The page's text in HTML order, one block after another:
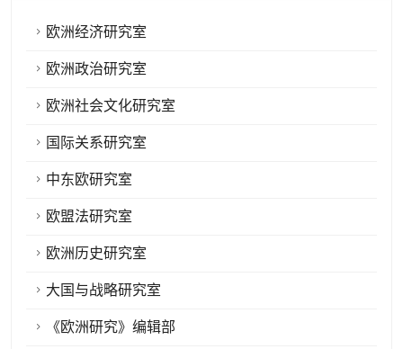
欧洲经济研究室
欧洲政治研究室
欧洲社会文化研究室
国际关系研究室
中东欧研究室
欧盟法研究室
欧洲历史研究室
大国与战略研究室
《欧洲研究》编辑部